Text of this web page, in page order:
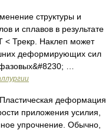
структуры и
и сплавов в результате
< Трекр. Наклеп может
деформирующих сил
…
деформация
приложения усилия,
упрочнение. Обычно,